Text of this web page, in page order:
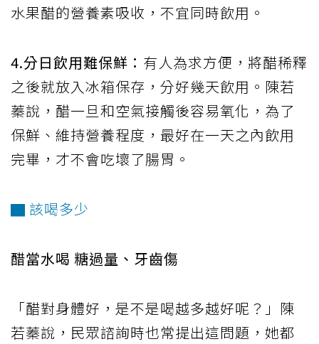
水果醋的營養素吸收，不宜同時飲用。
4.分日飲用難保鮮： 有人為求方便，將醋稀釋
之後就放入冰箱保存，分好幾天飲用。陳若
蓁說，醋一旦和空氣接觸後容易氧化，為了
保鮮、維持營養程度，最好在一天之內飲用
完畢，才不會吃壞了腸胃。
▇ 該喝多少
醋當水喝 糖過量、牙齒傷
「醋對身體好，是不是喝越多越好呢？」陳
若蓁說，民眾諮詢時也常提出這問題，她都